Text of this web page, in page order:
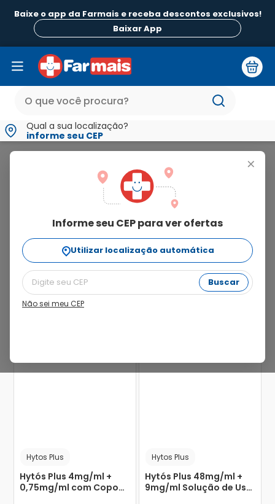
Baixe o app da Farmais e receba descontos exclusivos!
Baixar App
Qual a sua localização?
informe seu CEP
+
Informe seu CEP para ver ofertas
Utilizar localização automática
Buscar
Não sei meu CEP
hytos
Ordenar Por
relevância
20%
Hytos Plus
Hytós Plus 4mg/ml +
0,75mg/ml com Copo
Hytos Plus
Hytós Plus 48mg/ml +
9mg/ml Solução de Uso